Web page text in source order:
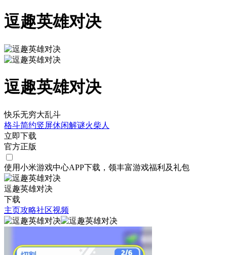
逗趣英雄对决
逗趣英雄对决
快乐无穷大乱斗
格斗简约竖屏休闲解谜火柴人
立即下载
官方正版
使用小米游戏中心APP下载 ，领丰富游戏福利 及礼包
逗趣英雄对决
下载
主页攻略社区视频